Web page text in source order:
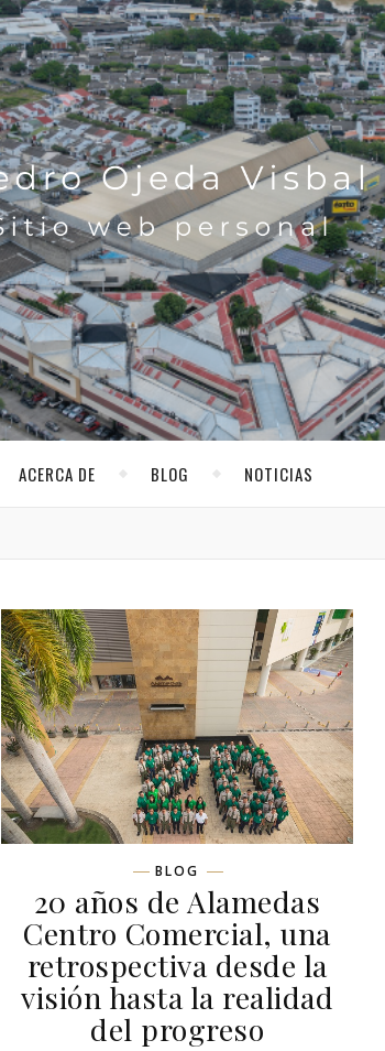
ACERCA DE BLOG NOTICIAS
BLOG
20 años de Alamedas
Centro Comercial, una
retrospectiva desde la
visión hasta la realidad
del progreso